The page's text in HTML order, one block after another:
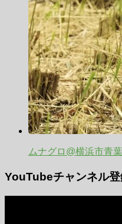
ムナグロ@横浜市青
YouTubeチャンネル登